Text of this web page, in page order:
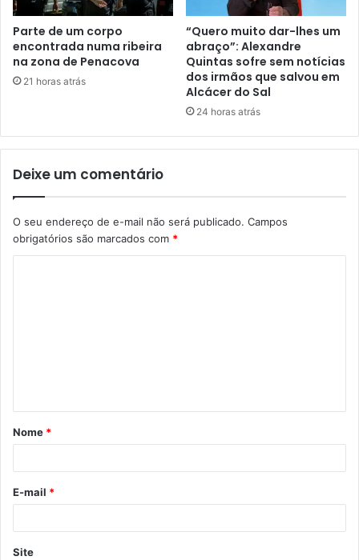
Parte de um corpo
encontrada numa ribeira
na zona de Penacova
21 horas atrás
“Quero muito dar-lhes um
abraço”: Alexandre
Quintas sofre sem notícias
dos irmãos que salvou em
Alcácer do Sal
24 horas atrás
Deixe um comentário
O seu endereço de e-mail não será publicado. Campos
obrigatórios são marcados com *
á
r
*
Nome *
E-mail *
Site